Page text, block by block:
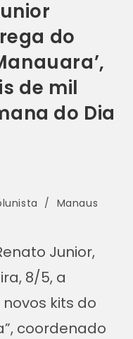
do
de mil
do Dia
/ Manaus
Junior,
8/5, a
kits do
coordenado